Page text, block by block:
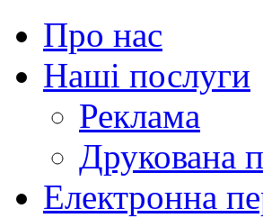
Про нас
Наші послуги
Реклама
Друкована
Електронна